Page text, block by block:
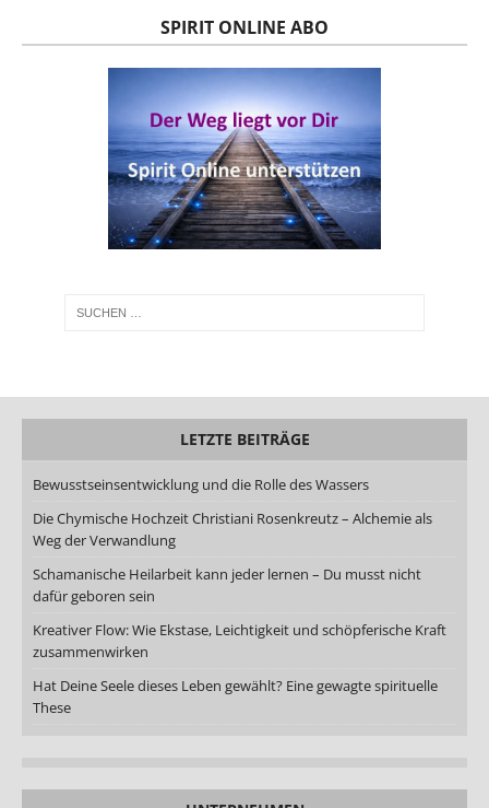
SPIRIT ONLINE ABO
LETZTE BEITRÄGE
Bewusstseinsentwicklung und die Rolle des Wassers
Die Chymische Hochzeit Christiani Rosenkreutz – Alchemie als
Weg der Verwandlung
Schamanische Heilarbeit kann jeder lernen – Du musst nicht
dafür geboren sein
Kreativer Flow: Wie Ekstase, Leichtigkeit und schöpferische Kraft
zusammenwirken
Hat Deine Seele dieses Leben gewählt? Eine gewagte spirituelle
These